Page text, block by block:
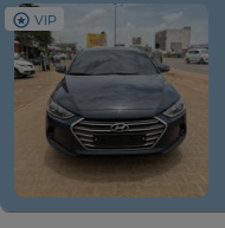
VIP